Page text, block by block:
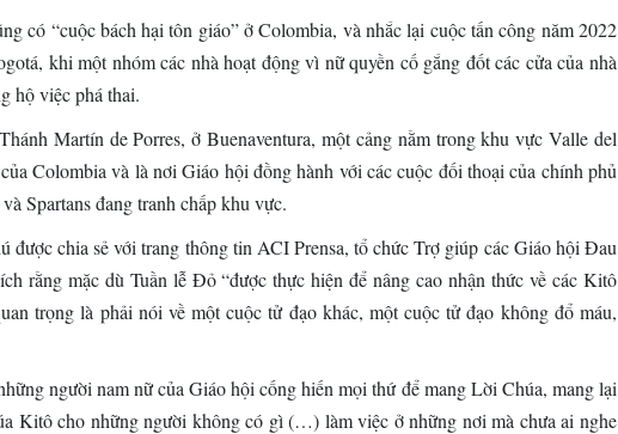
có “cuộc bách hại tôn giáo” ở Colombia, và nhắc lại cuộc tấn công năm 2022
khi một nhóm các nhà hoạt động vì nữ quyền cố gắng đốt các cửa của nhà
hộ việc phá thai.
Martín de Porres, ở Buenaventura, một cảng nằm trong khu vực Valle del
Colombia và là nơi Giáo hội đồng hành với các cuộc đối thoại của chính phủ
Spartans đang tranh chấp khu vực.
được chia sẻ với trang thông tin ACI Prensa, tổ chức Trợ giúp các Giáo hội Đau
rằng mặc dù Tuần lễ Đỏ “được thực hiện để nâng cao nhận thức về các Kitô
trọng là phải nói về một cuộc tử đạo khác, một cuộc tử đạo không đổ máu,
người nam nữ của Giáo hội cống hiến mọi thứ để mang Lời Chúa, mang lại
Kitô cho những người không có gì (…) làm việc ở những nơi mà chưa ai nghe